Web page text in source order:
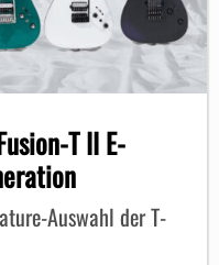
T II E-
Auswahl der T-